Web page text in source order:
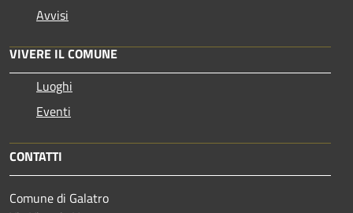
Avvisi
VIVERE IL COMUNE
Luoghi
Eventi
CONTATTI
Comune di Galatro